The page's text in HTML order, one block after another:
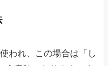
われ、この場合は「し